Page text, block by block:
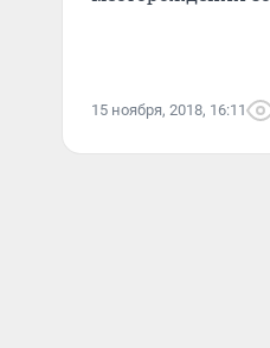
15 ноября, 2018, 16:11